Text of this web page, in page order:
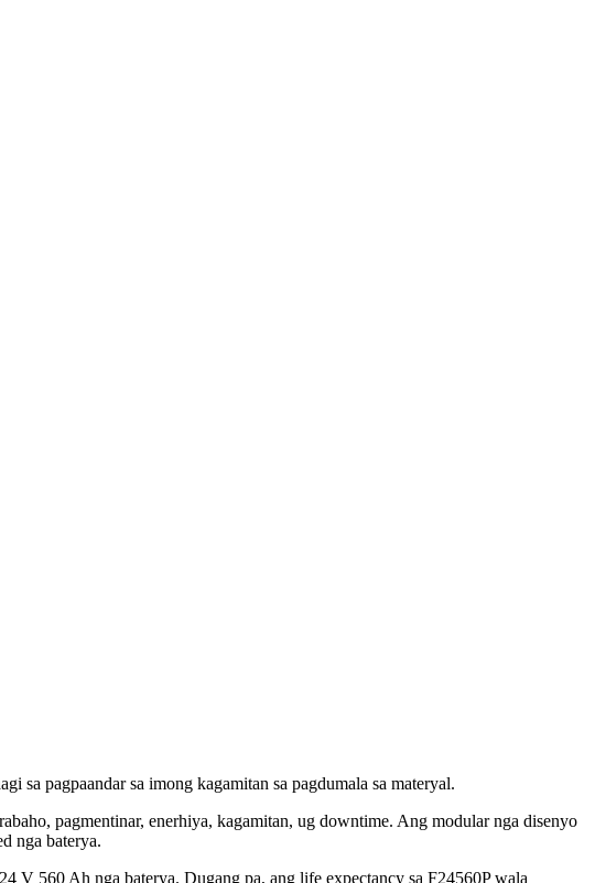
sa pagpaandar sa imong kagamitan sa pagdumala sa materyal.
pagmentinar, enerhiya, kagamitan, ug downtime. Ang modular nga disenyo
nga baterya.
V 560 Ah nga baterya. Dugang pa, ang life expectancy sa F24560P wala